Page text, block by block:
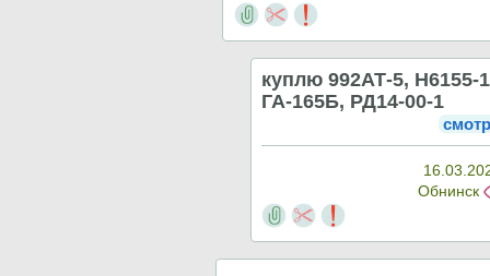
куплю 992АТ-5, Н6155-
ГА-165Б, РД14-00-1
Обнинск